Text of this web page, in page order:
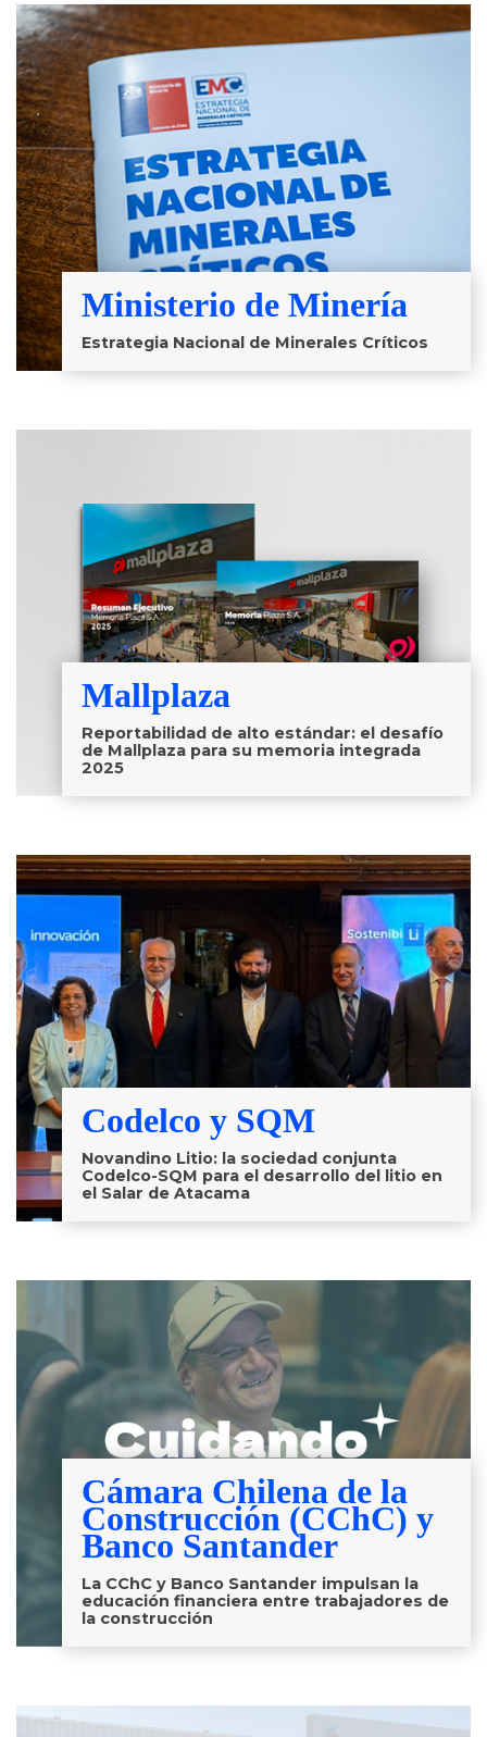
Ministerio de Minería
Estrategia Nacional de Minerales Críticos
Mallplaza
Reportabilidad de alto estándar: el desafío
de Mallplaza para su memoria integrada
2025
Codelco y SQM
Novandino Litio: la sociedad conjunta
Codelco-SQM para el desarrollo del litio en
el Salar de Atacama
Cámara Chilena de la
Construcción (CChC) y
Banco Santander
La CChC y Banco Santander impulsan la
educación financiera entre trabajadores de
la construcción